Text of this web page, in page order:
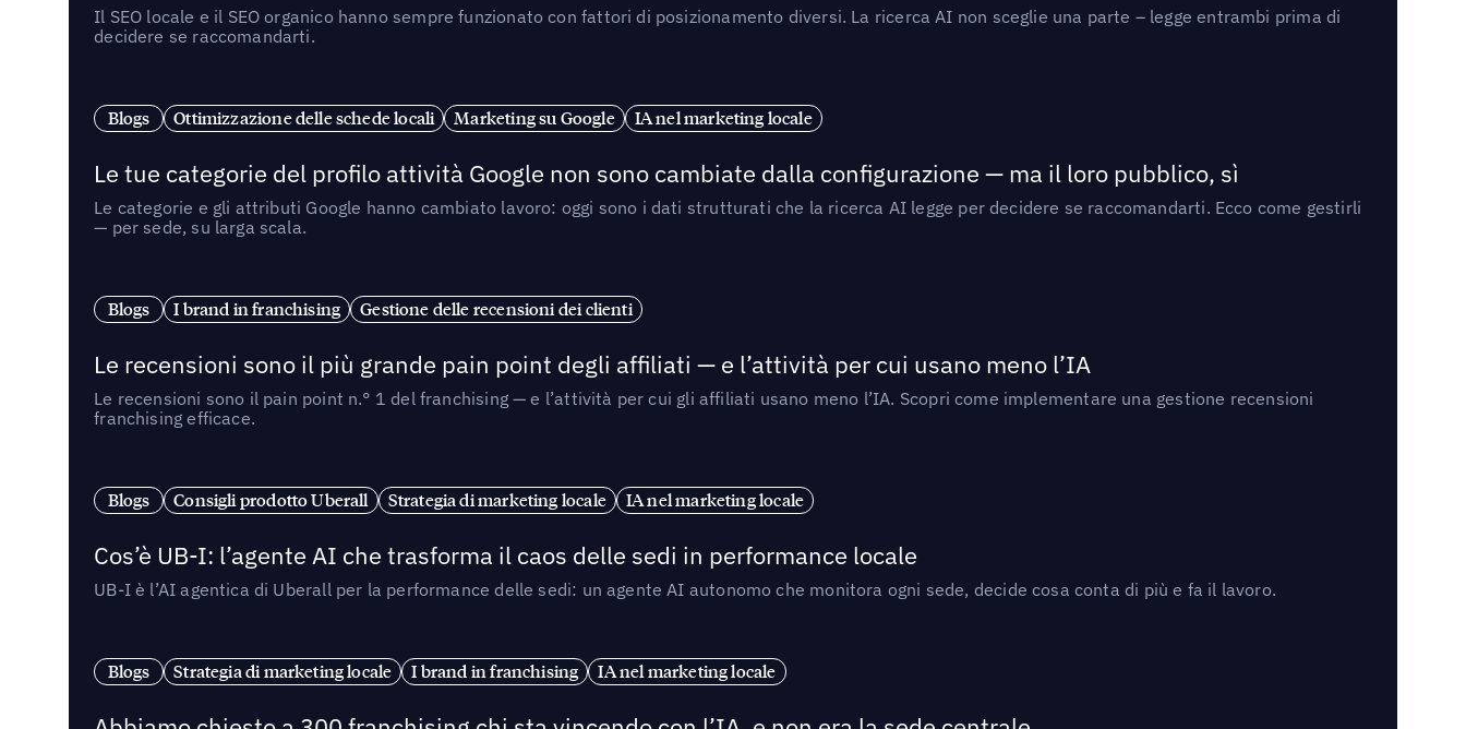
Il SEO locale e il SEO organico hanno sempre funzionato con fattori di posizionamento diversi. La ricerca AI non sceglie una parte – legge entrambi prima di
decidere se raccomandarti.
Blogs Ottimizzazione delle schede locali Marketing su Google IA nel marketing locale
Le tue categorie del profilo attività Google non sono cambiate dalla configurazione — ma il loro pubblico, sì
Le categorie e gli attributi Google hanno cambiato lavoro: oggi sono i dati strutturati che la ricerca AI legge per decidere se raccomandarti. Ecco come gestirli
— per sede, su larga scala.
Blogs I brand in franchising Gestione delle recensioni dei clienti
Le recensioni sono il più grande pain point degli affiliati — e l’attività per cui usano meno l’IA
Le recensioni sono il pain point n.° 1 del franchising — e l’attività per cui gli affiliati usano meno l’IA. Scopri come implementare una gestione recensioni
franchising efficace.
Blogs Consigli prodotto Uberall Strategia di marketing locale IA nel marketing locale
Cos’è UB-I: l’agente AI che trasforma il caos delle sedi in performance locale
UB-I è l’AI agentica di Uberall per la performance delle sedi: un agente AI autonomo che monitora ogni sede, decide cosa conta di più e fa il lavoro.
Blogs Strategia di marketing locale I brand in franchising IA nel marketing locale